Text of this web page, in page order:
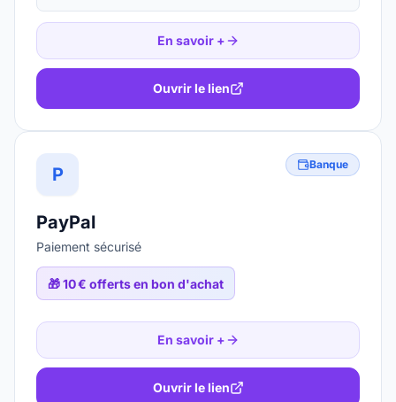
En savoir +
Ouvrir le lien
P Banque
PayPal
Paiement sécurisé
🎁10 € offerts en bon d'achat
En savoir +
Ouvrir le lien